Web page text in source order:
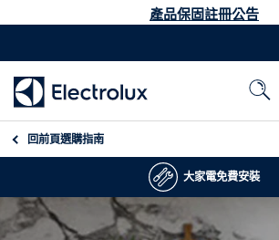
產品保固註冊公告
回前頁選購指南
大家電免費安裝